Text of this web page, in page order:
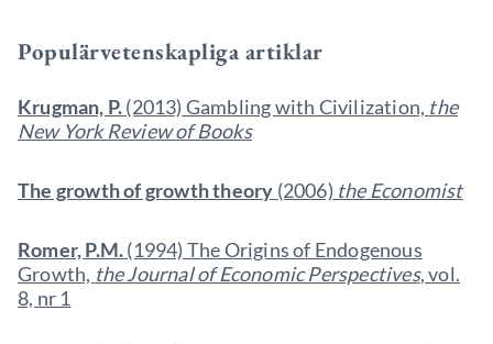
Populärvetenskapliga artiklar
Krugman, P.(2013) Gambling with Civilization, the
New York Review of Books
The growth of growth theory (2006) the Economist
Romer, P.M.(1994) The Origins of Endogenous
Growth, the Journal of Economic Perspectives, vol.
8, nr 1